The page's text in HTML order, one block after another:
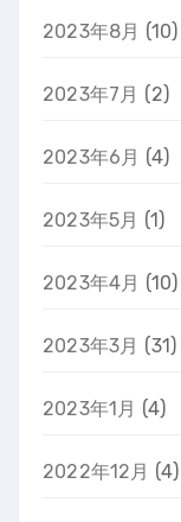
2023年8月 (10)
2023年7月 (2)
2023年6月 (4)
2023年5月 (1)
2023年4月 (10)
2023年3月 (31)
2023年1月 (4)
2022年12月 (4)